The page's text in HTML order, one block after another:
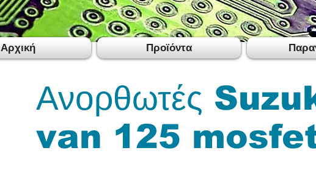
Ανορθωτές
van 125
Αρχική Προϊόντα